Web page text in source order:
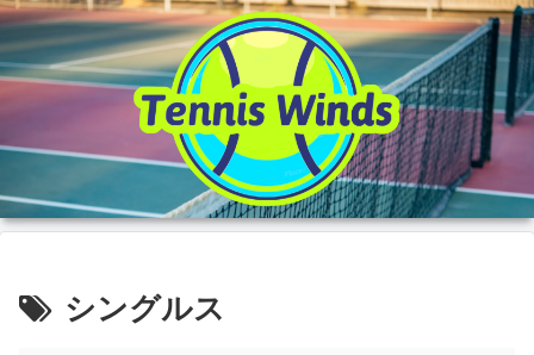
シングルス